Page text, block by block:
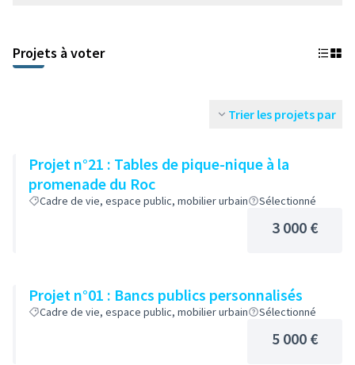
Projets à voter
Trier les projets par
Projet n°21 : Tables de pique-nique à la
promenade du Roc
Cadre de vie, espace public, mobilier urbain Sélectionné
3 000 €
Projet n°01 : Bancs publics personnalisés
Cadre de vie, espace public, mobilier urbain Sélectionné
5 000 €